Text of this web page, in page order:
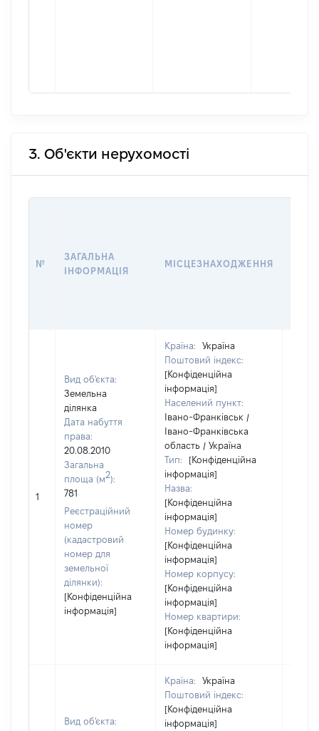
3. Об'єкти нерухомості
№
ЗАГАЛЬНА
ІНФОРМАЦІЯ
МІСЦЕЗНАХОДЖЕННЯ
1
Вид об'єкта:
Земельна
ділянка
Дата набуття
права:
20.08.2010
Загальна
площа (м2):
781
Реєстраційний
номер
(кадастровий
номер для
земельної
ділянки):
[Конфіденційна
інформація]
Країна:
Україна
Поштовий індекс:
[Конфіденційна
інформація]
Населений пункт:
Івано-Франківськ /
Івано-Франківська
область / Україна
Тип:
[Конфіденційна
інформація]
Назва:
[Конфіденційна
інформація]
Номер будинку:
[Конфіденційна
інформація]
Номер корпусу:
[Конфіденційна
інформація]
Номер квартири:
[Конфіденційна
інформація]
Вид об'єкта:
Країна:
Україна
Поштовий індекс:
[Конфіденційна
інформація]